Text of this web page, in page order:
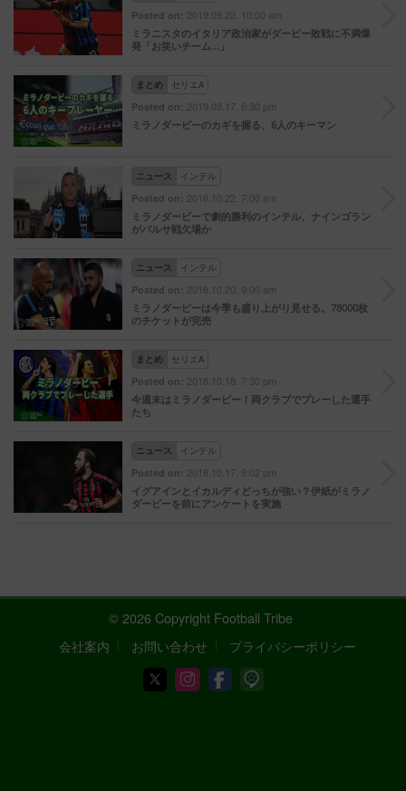
Posted on: 2019.09.22. 10:00 am
ミラニスタのイタリア政治家がダービー敗戦に不満爆
発「お笑いチーム…」
まとめ セリエA
Posted on: 2019.03.17. 6:30 pm
ミラノダービーのカギを握る、6人のキーマン
ニュース インテル
Posted on: 2018.10.22. 7:00 am
ミラノダービーで劇的勝利のインテル、ナインゴラン
がバルサ戦欠場か
ニュース インテル
Posted on: 2018.10.20. 9:00 am
ミラノダービーは今季も盛り上がり見せる。78000枚
のチケットが完売
まとめ セリエA
Posted on: 2018.10.18. 7:30 pm
今週末はミラノダービー！両クラブでプレーした選手
たち
ニュース インテル
Posted on: 2018.10.17. 9:02 pm
イグアインとイカルディどっちが強い？伊紙がミラノ
ダービーを前にアンケートを実施
© 2026 Copyright Football Tribe
会社案内
お問い合わせ プライバシーポリシー